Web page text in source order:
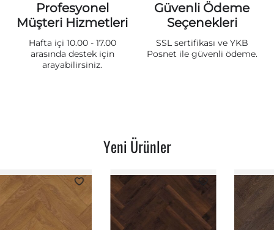
Profesyonel
Müşteri Hizmetleri
Hafta içi 10.00 - 17.00
arasında destek için
arayabilirsiniz.
Güvenli Ödeme
Seçenekleri
SSL sertifikası ve YKB
Posnet ile güvenli ödeme.
Yeni Ürünler